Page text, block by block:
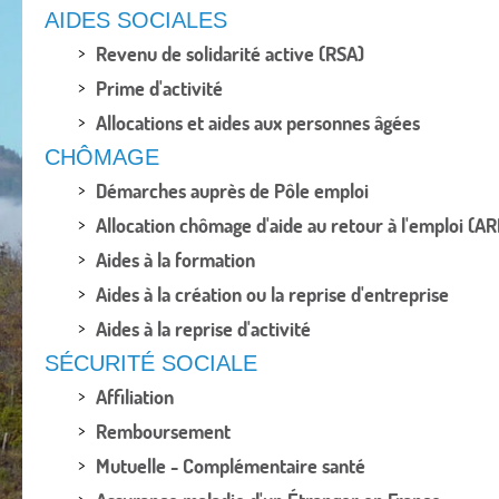
AIDES SOCIALES
Revenu de solidarité active (RSA)
Prime d'activité
Allocations et aides aux personnes âgées
CHÔMAGE
Démarches auprès de Pôle emploi
Allocation chômage d'aide au retour à l'emploi
Aides à la formation
Aides à la création ou la reprise d'entreprise
Aides à la reprise d'activité
SÉCURITÉ SOCIALE
Affiliation
Remboursement
Mutuelle - Complémentaire santé